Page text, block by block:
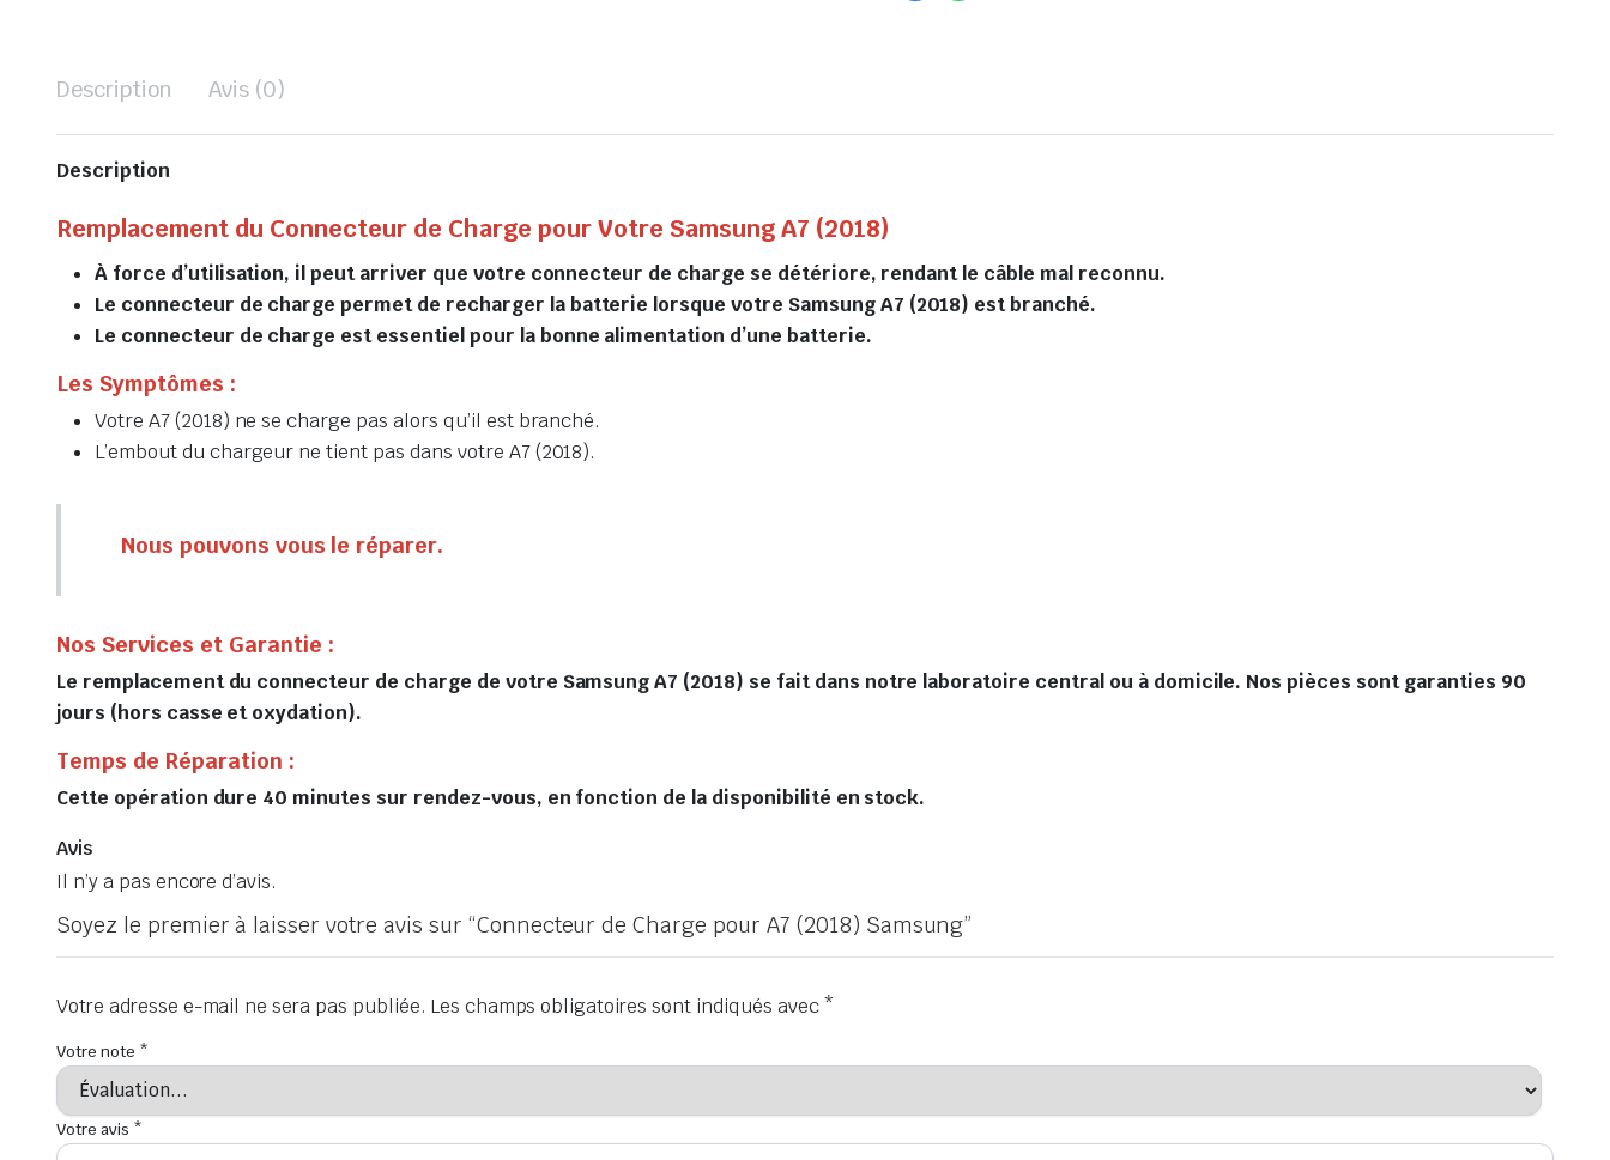
Description Avis (0)
Description
Remplacement du Connecteur de Charge pour Votre Samsung A7 (2018)
À force d’utilisation, il peut arriver que votre connecteur de charge se détériore, rendant le câble mal reconnu.
Le connecteur de charge permet de recharger la batterie lorsque votre Samsung A7 (2018) est branché.
Le connecteur de charge est essentiel pour la bonne alimentation d’une batterie.
Les Symptômes :
Votre A7 (2018) ne se charge pas alors qu’il est branché.
L’embout du chargeur ne tient pas dans votre A7 (2018).
Nous pouvons vous le réparer.
Nos Services et Garantie :
Le remplacement du connecteur de charge de votre Samsung A7 (2018) se fait dans notre laboratoire central ou à domicile. Nos pièces sont garanties 90
jours (hors casse et oxydation).
Temps de Réparation :
Cette opération dure 40 minutes sur rendez-vous, en fonction de la disponibilité en stock.
Avis
Il n’y a pas encore d’avis.
Soyez le premier à laisser votre avis sur “Connecteur de Charge pour A7 (2018) Samsung”
Votre adresse e-mail ne sera pas publiée. Les champs obligatoires sont indiqués avec*
Votre note *
Votre avis *